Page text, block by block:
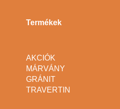
Termékek
AKCIÓK
MÁRVÁNY
GRÁNIT
TRAVERTIN